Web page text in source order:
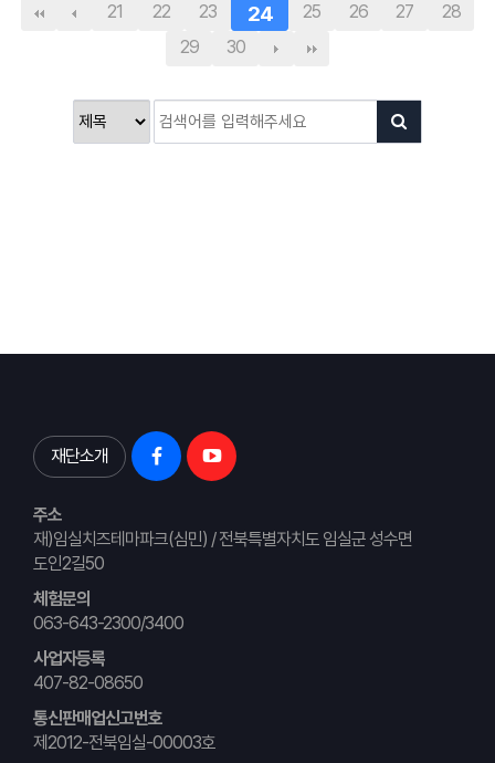
21 22 23 24 25 26 27
28
29
30
재단소개
주소
재)임실치즈테마파크(심민) / 전북특별자치도 임실군 성수면
도인2길50
체험문의
063-643-2300/3400
사업자등록
407-82-08650
통신판매업신고번호
제2012-전북임실-00003호